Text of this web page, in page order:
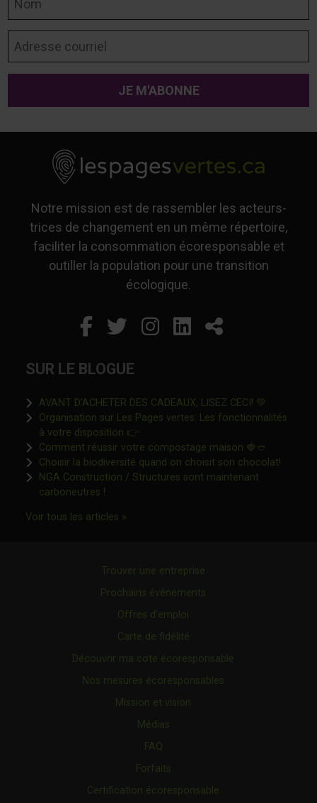
Notre mission est de rassembler les acteurs-
trices de changement en un même répertoire,
faciliter la consommation écoresponsable et
outiller la population pour une transition
écologique.
Facebook
Ce lien s'ouvrira dans
Twitter
Ce lien s'ouvrira
Instagram
Ce lien s'ouvrira
LinkedIn
Ce lien
Partager
SUR LE BLOGUE
AVANT D’ACHETER DES CADEAUX, LISEZ CECI! 💚
Organisation sur Les Pages vertes: Les fonctionnalités
à votre disposition 👉Ce lien s'ouvrira dans une nouvelle
Comment réussir votre compostage maison 🍓🥙
Choisir la biodiversité quand on choisit son chocolat!Ce lien
NGA Construction / Structures sont maintenant
carboneutres !Ce lien s'ouvrira dans une nouvelle fenêtre"
Voir tous les articles »Ce lien s'ouvrira dans une nouvelle
Trouver une entreprise
Prochains événements
Offres d’emploi
Carte de fidélité
Découvrir ma cote écoresponsable
Nos mesures écoresponsables
Mission et vision
Médias
FAQ
Forfaits
Certification écoresponsable